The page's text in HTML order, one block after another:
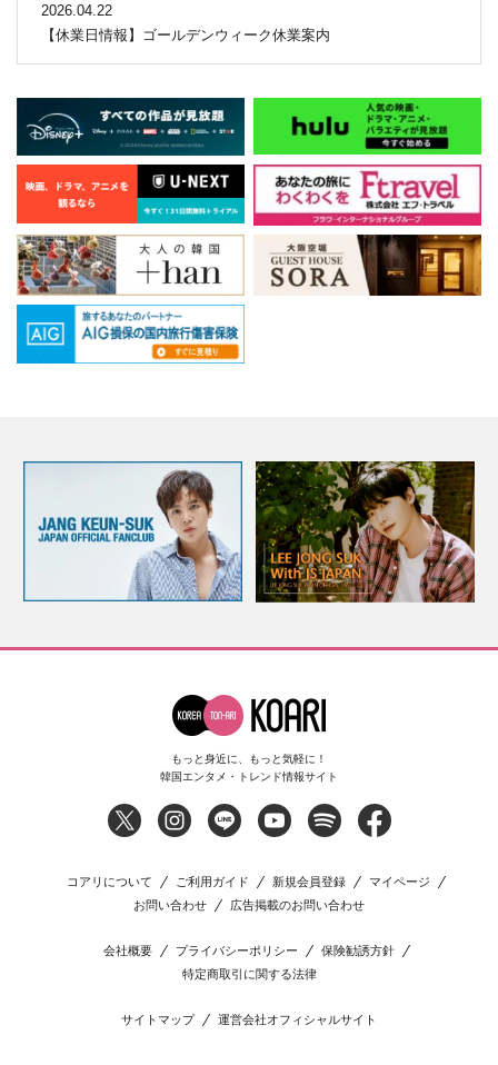
2026.04.22
【休業日情報】ゴールデンウィーク休業案内
もっと身近に、もっと気軽に！
韓国エンタメ・トレンド情報サイト
コアリについて ご利用ガイド 新規会員登録
マイページ
お問い合わせ
広告掲載のお問い合わせ
会社概要 プライバシーポリシー
保険勧誘方針
特定商取引に関する法律
サイトマップ 運営会社オフィシャルサイト